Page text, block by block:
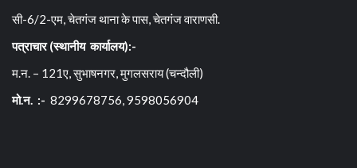
सी-6/2-एम, चेतगंज थाना के पास, चेतगंज वाराणसी.
पत्राचार (स्थानीय कार्यालय):-
म.न. – 121ए, सुभाषनगर, मुगलसराय (चन्दौली)
मो.न. :- 8299678756, 9598056904